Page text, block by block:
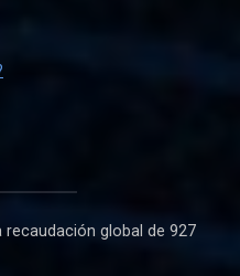
recaudación global de 927